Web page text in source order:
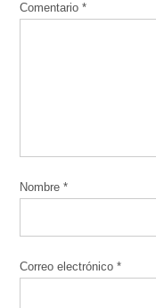
Comentario*
Nombre*
Correo electrónico*